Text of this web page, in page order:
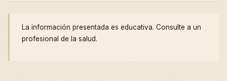
La información presentada es educativa. Consulte a un
profesional de la salud.